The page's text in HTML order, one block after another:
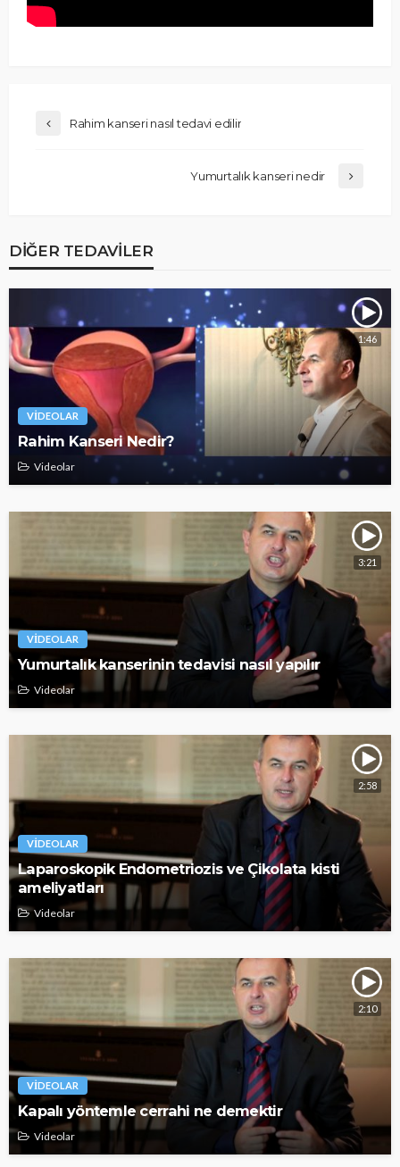
Rahim kanseri nasıl tedavi edilir
Yumurtalık kanseri nedir
DIĞER TEDAVILER
1:46
VIDEOLAR
Rahim Kanseri Nedir?
Videolar
3:21
VIDEOLAR
Yumurtalık kanserinin tedavisi nasıl yapılır
Videolar
2:58
VIDEOLAR
Laparoskopik Endometriozis ve Çikolata kisti
ameliyatları
Videolar
2:10
VIDEOLAR
Kapalı yöntemle cerrahi ne demektir
Videolar